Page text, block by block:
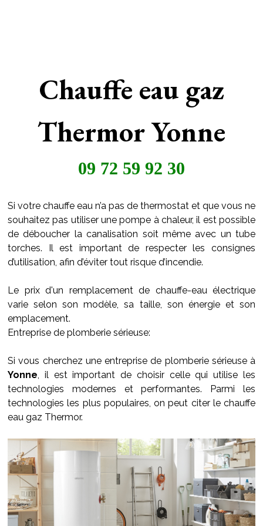
Chauffe eau gaz
Thermor Yonne
09 72 59 92 30
Si votre chauffe eau n’a pas de thermostat et que vous ne
souhaitez pas utiliser une pompe à chaleur, il est possible
de déboucher la canalisation soit même avec un tube
torches. Il est important de respecter les consignes
d’utilisation, afin d’éviter tout risque d’incendie.
Le prix d'un remplacement de chauffe-eau électrique
varie selon son modèle, sa taille, son énergie et son
emplacement.
Entreprise de plomberie sérieuse:
Si vous cherchez une entreprise de plomberie sérieuse à
Yonne, il est important de choisir celle qui utilise les
technologies modernes et performantes. Parmi les
technologies les plus populaires, on peut citer le chauffe
eau gaz Thermor.